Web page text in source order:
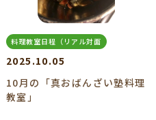
料理教室日程（リアル対面
2025.10.05
10月の「真おばんざい塾料理
教室」